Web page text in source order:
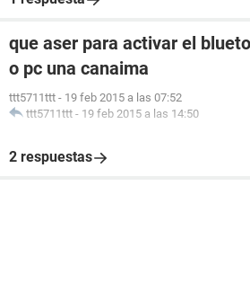
que aser para activar el
o pc una canaima
ttt5711ttt - 19 feb 2015 a las 07:52
ttt5711ttt - 19 feb 2015 a las 14:50
2 respuestas